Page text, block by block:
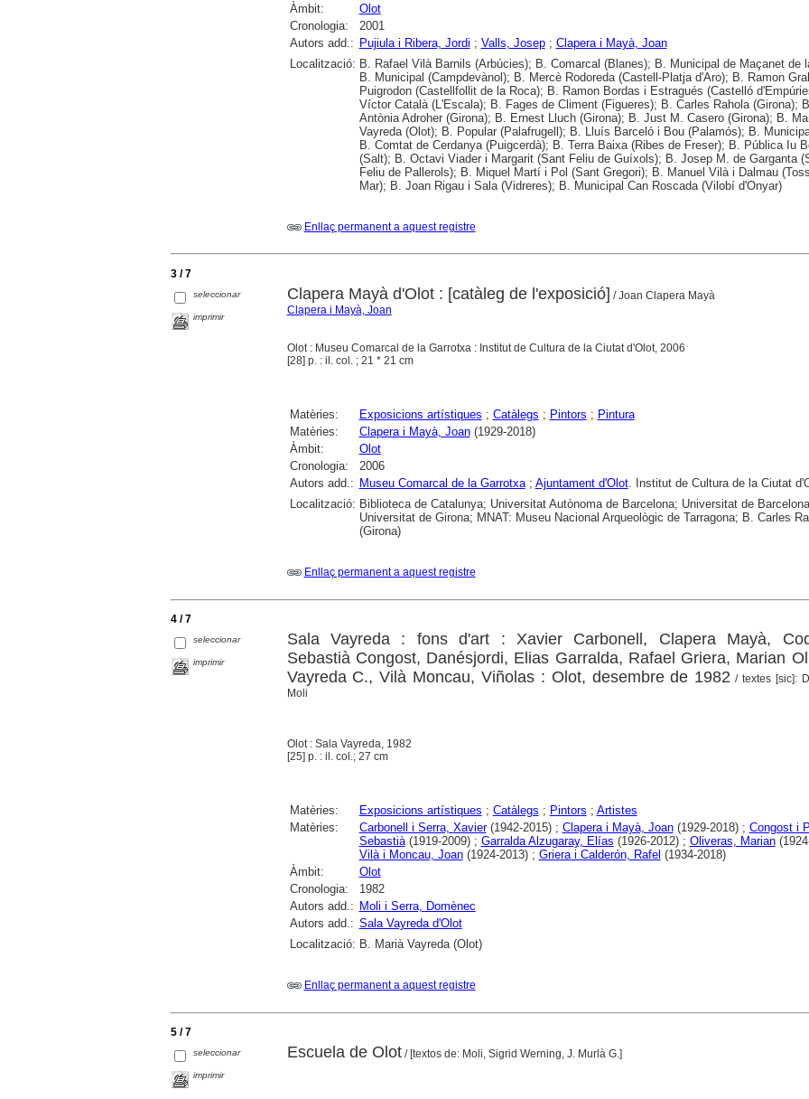
Àmbit:
Olot
Cronologia:
2001
Autors add.: Pujiula i Ribera, Jordi ; Valls, Josep; Clapera i Mayà, Joan
Localització: B. Rafael Vilà Barnils (Arbúcies); B. Comarcal (Blanes); B. Municipal de Maçanet de
B. Municipal (Campdevànol); B. Mercè Rodoreda (Castell-Platja d'Aro); B. Ramon
Puigrodon (Castellfollit de la Roca); B. Ramon Bordas i Estragués (Castelló
Víctor Català (L'Escala); B. Fages de Climent (Figueres); B. Carles Rahola (Girona);
Antònia Adroher (Girona); B. Ernest Lluch (Girona); B. Just M. Casero (Girona); B.
Vayreda (Olot); B. Popular (Palafrugell); B. Lluís Barceló i Bou (Palamós); B.
B. Comtat de Cerdanya (Puigcerdà); B. Terra Baixa (Ribes de Freser); B. Pública Iu
(Salt); B. Octavi Viader i Margarit (Sant Feliu de Guíxols); B. Josep M. de Garganta
Feliu de Pallerols); B. Miquel Martí i Pol (Sant Gregori); B. Manuel Vilà i Dalmau
Mar); B. Joan Rigau i Sala (Vidreres); B. Municipal Can Roscada (Vilobí d'Onyar)
Enllaç permanent a aquest registre
3 / 7
seleccionar
imprimir
Clapera Mayà d'Olot : [catàleg de l'exposició] / Joan Clapera Mayà
Clapera i Mayà, Joan
Olot : Museu Comarcal de la Garrotxa : Institut de Cultura de la Ciutat d'Olot, 2006
[28] p. : il. col. ; 21 * 21 cm
Matèries: Exposicions artístiques ; Catàlegs ; Pintors ; Pintura
Matèries:
Clapera i Mayà, Joan(1929-2018)
Àmbit:
Olot
Cronologia:
2006
Autors add.: Museu Comarcal de la Garrotxa; Ajuntament d'Olot. Institut de Cultura de la Ciutat
Localització: Biblioteca de Catalunya; Universitat Autònoma de Barcelona; Universitat de
Universitat de Girona; MNAT: Museu Nacional Arqueològic de Tarragona; B. Carles
(Girona)
Enllaç permanent a aquest registre
4 / 7
seleccionar
imprimir
Sala Vayreda : fons d'art : Xavier Carbonell, Clapera Mayà,
Sebastià Congost, Danésjordi, Elias Garralda, Rafael Griera, Marian
Vayreda C., Vilà Moncau, Viñolas : Olot, desembre de 1982 / textes [sic]:
Moli
Olot : Sala Vayreda, 1982
[25] p. : il. col.; 27 cm
Matèries: Exposicions artístiques ; Catàlegs ; Pintors ; Artistes
Matèries:
Carbonell i Serra, Xavier(1942-2015) ; Clapera i Mayà, Joan(1929-2018) ; Congost i
Sebastià(1919-2009) ; Garralda Alzugaray, Elías (1926-2012) ; Oliveras, Marian
Vilà i Moncau, Joan(1924-2013) ; Griera i Calderón, Rafel (1934-2018)
Àmbit:
Olot
Cronologia:
1982
Autors add.: Moli i Serra, Domènec
Autors add.: Sala Vayreda d'Olot
Localització: B. Marià Vayreda (Olot)
Enllaç permanent a aquest registre
5 / 7
seleccionar
imprimir
Escuela de Olot/ [textos de: Moli, Sigrid Werning, J. Murlà G.]